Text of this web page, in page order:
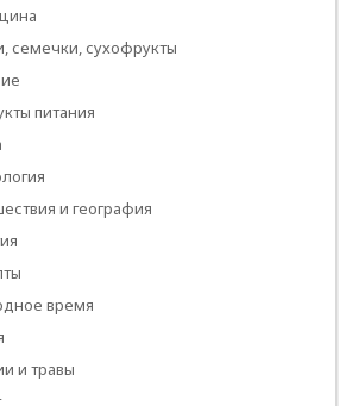
семечки, сухофрукты
питания
и география
время
и травы